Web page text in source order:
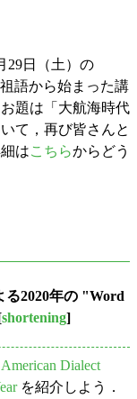
29日（土）の
語から始まった講
題は「大航海時代
て，再び皆さんと
はこちらからどう
る2020年の "Word
shortening]
American Dialect
を紹介しよう．